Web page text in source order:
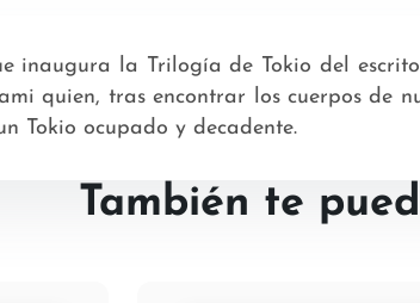
inaugura la Trilogía de Tokio del
quien, tras encontrar los cuerpos de
Tokio ocupado y decadente.
También te